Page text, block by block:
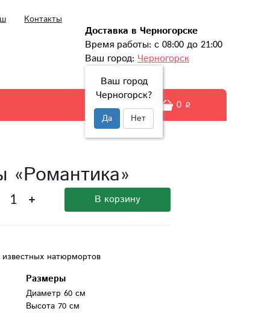
Контакты
Доставка в Черногорске
Время работы: с 08:00 до 21:00
Ваш город: Черногорск
Ваш город
Черногорск?
Да Нет
0
«Романтика»
В корзину
натюрмортов
Размеры
Диаметр 60 см
Высота 70 см